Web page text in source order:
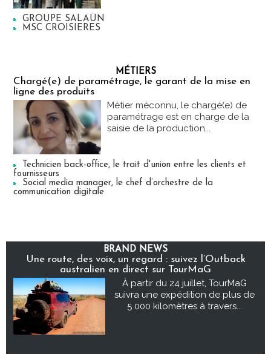
GROUPE SALAÜN
MSC CROISIERES
MÉTIERS
Chargé(e) de paramétrage, le garant de la mise en
ligne des produits
Métier méconnu, le chargé(e) de
paramétrage est en charge de la
saisie de la production...
Technicien back-office, le trait d'union entre les clients et
fournisseurs
Social media manager, le chef d’orchestre de la
communication digitale
BRAND NEWS
Une route, des voix, un regard : suivez l’Outback
australien en direct sur TourMaG
À partir du 24 juillet, TourMaG
suivra une expédition de plus de
5 000 kilomètres à travers...